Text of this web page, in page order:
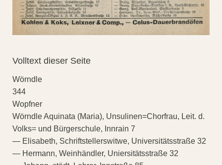
Volltext dieser Seite
Wörndle
344
Wopfner
Wörndle Aquinata (Maria), Unsulinen=Chorfrau, Leit. d.
Volks= und Bürgerschule, Innrain 7
— Elisabeth, Schriftstellerswitwe, Universitätsstraße 32
— Hermann, Weinhändler, Uniersitätsstraße 32